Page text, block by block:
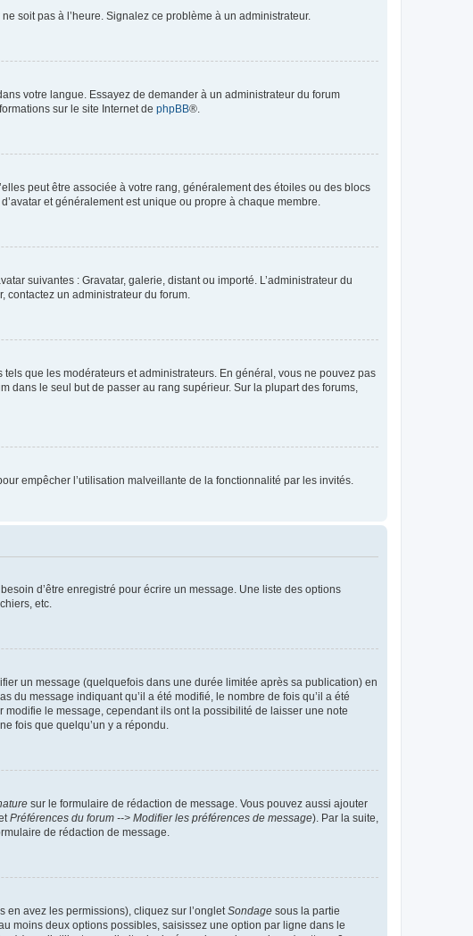
soit pas à l’heure. Signalez ce problème à un administrateur.
votre langue. Essayez de demander à un administrateur du forum
sur le site Internet de phpBB®.
peut être associée à votre rang, généralement des étoiles ou des blocs
et généralement est unique ou propre à chaque membre.
suivantes : Gravatar, galerie, distant ou importé. L’administrateur du
contactez un administrateur du forum.
que les modérateurs et administrateurs. En général, vous ne pouvez pas
dans le seul but de passer au rang supérieur. Sur la plupart des forums,
empêcher l’utilisation malveillante de la fonctionnalité par les invités.
d’être enregistré pour écrire un message. Une liste des options
etc.
un message (quelquefois dans une durée limitée après sa publication) en
du message indiquant qu’il a été modifié, le nombre de fois qu’il a été
le message, cependant ils ont la possibilité de laisser une note
fois que quelqu’un y a répondu.
sur le formulaire de rédaction de message. Vous pouvez aussi ajouter
Préférences du forum --> Modifier les préférences de message). Par la suite,
de rédaction de message.
en avez les permissions), cliquez sur l’ongletSondage sous la partie
moins deux options possibles, saisissez une option par ligne dans le